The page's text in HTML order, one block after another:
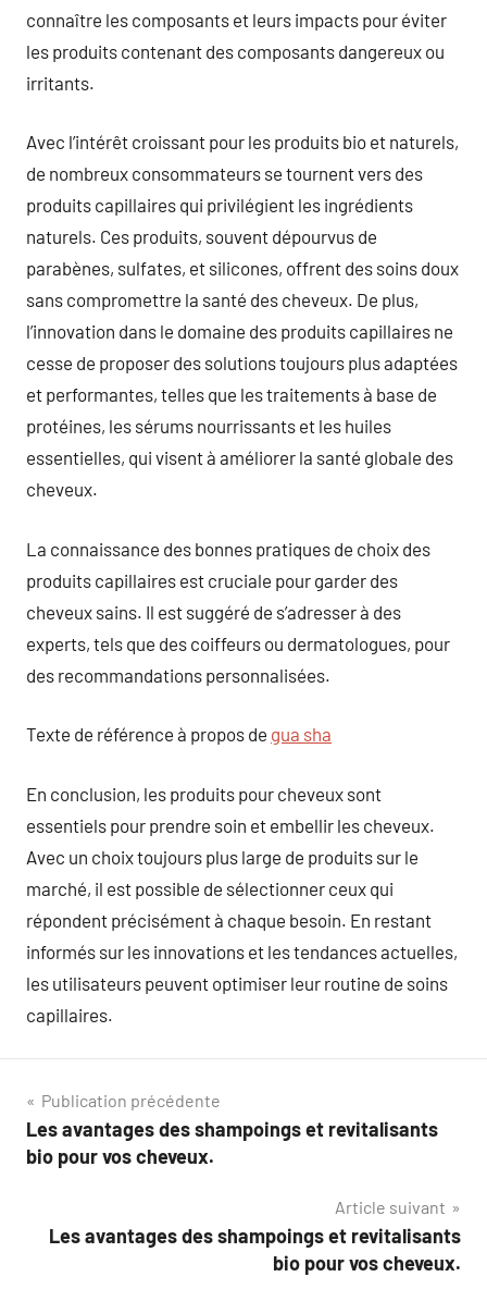
connaître les composants et leurs impacts pour éviter
les produits contenant des composants dangereux ou
irritants.
Avec l’intérêt croissant pour les produits bio et naturels,
de nombreux consommateurs se tournent vers des
produits capillaires qui privilégient les ingrédients
naturels. Ces produits, souvent dépourvus de
parabènes, sulfates, et silicones, offrent des soins doux
sans compromettre la santé des cheveux. De plus,
l’innovation dans le domaine des produits capillaires ne
cesse de proposer des solutions toujours plus adaptées
et performantes, telles que les traitements à base de
protéines, les sérums nourrissants et les huiles
essentielles, qui visent à améliorer la santé globale des
cheveux.
La connaissance des bonnes pratiques de choix des
produits capillaires est cruciale pour garder des
cheveux sains. Il est suggéré de s’adresser à des
experts, tels que des coiffeurs ou dermatologues, pour
des recommandations personnalisées.
Texte de référence à propos de gua sha
En conclusion, les produits pour cheveux sont
essentiels pour prendre soin et embellir les cheveux.
Avec un choix toujours plus large de produits sur le
marché, il est possible de sélectionner ceux qui
répondent précisément à chaque besoin. En restant
informés sur les innovations et les tendances actuelles,
les utilisateurs peuvent optimiser leur routine de soins
capillaires.
Navigation
de
Publication précédente
Les avantages des shampoings et revitalisants
bio pour vos cheveux.
Article suivant
Les avantages des shampoings et revitalisants
bio pour vos cheveux.